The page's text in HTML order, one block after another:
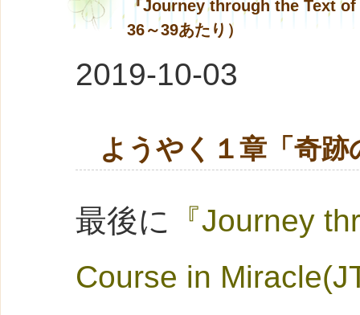
『Journey through the Text
36～39あたり）
2019-10-03
ようやく１章「奇
最後に 『Journey
Course in